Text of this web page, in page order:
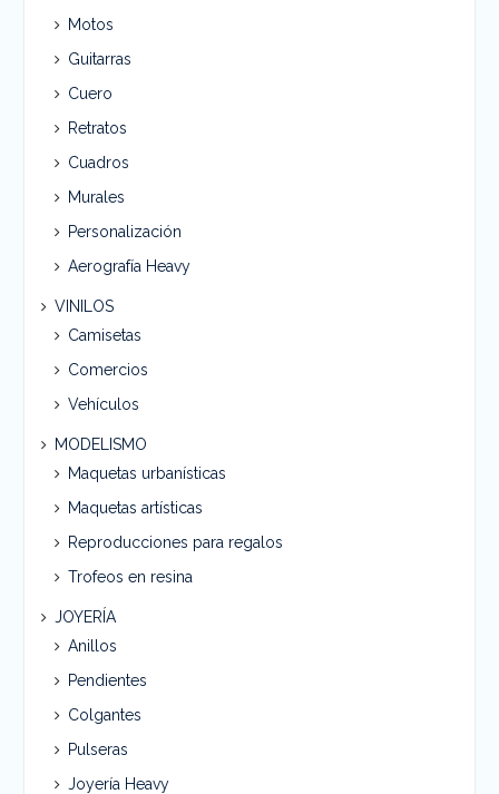
Motos
Guitarras
Cuero
Retratos
Cuadros
Murales
Personalización
Aerografía Heavy
VINILOS
Camisetas
Comercios
Vehículos
MODELISMO
Maquetas urbanísticas
Maquetas artísticas
Reproducciones para regalos
Trofeos en resina
JOYERÍA
Anillos
Pendientes
Colgantes
Pulseras
Joyería Heavy